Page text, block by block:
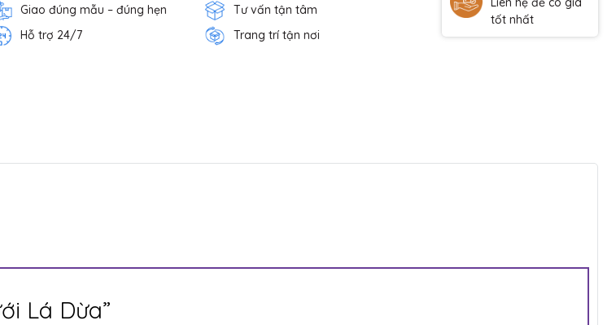
Giao đúng mẫu – đúng hẹn
Tư vấn tận tâm
Hỗ trợ 24/7
Trang trí tận nơi
tốt nhất
Lá Dừa”